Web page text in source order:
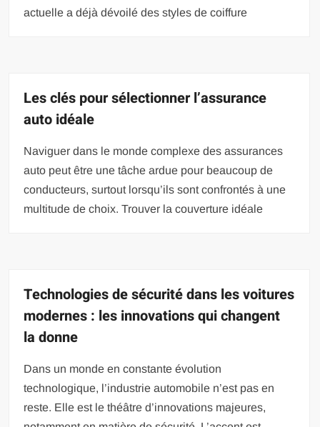
actuelle a déjà dévoilé des styles de coiffure
Les clés pour sélectionner l’assurance
auto idéale
Naviguer dans le monde complexe des assurances
auto peut être une tâche ardue pour beaucoup de
conducteurs, surtout lorsqu’ils sont confrontés à une
multitude de choix. Trouver la couverture idéale
Technologies de sécurité dans les voitures
modernes : les innovations qui changent
la donne
Dans un monde en constante évolution
technologique, l’industrie automobile n’est pas en
reste. Elle est le théâtre d’innovations majeures,